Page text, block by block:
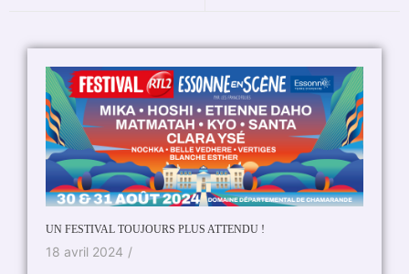
UN FESTIVAL TOUJOURS PLUS ATTENDU !
18 avril 2024 /